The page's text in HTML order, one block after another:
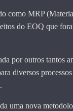
como MRP
do EOQ que
por outros tantos
diversos
uma nova